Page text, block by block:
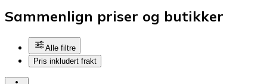
Sammenlign priser og butikker
Alle filtre
Pris inkludert frakt